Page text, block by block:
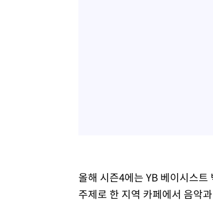
올해 시즌4에는 YB 베이시스
주제로 한 지역 카페에서 음악